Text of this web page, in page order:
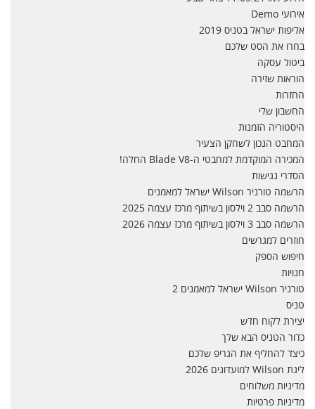
אירועי Demo
אליפות ישראל בטניס 2019
בחרו את הסט שלכם
ביטול עסקה
הוראות שזירה
החזרות
החשבון שלי
היסטוריה הזמנות
המחבט הנכון לשחקן הצעיר
המכירה המוקדמת למחבטי ה-Blade V8 החלה!
הסדרי נגישות
הרשמה טורניר Wilson ישראל למאמנים
הרשמה סבב 2 וילסון בשיתוף מרכז עצמה 2025
הרשמה סבב 3 וילסון בשיתוף מרכז עצמה 2026
חוזרים למגרשים
חיפוש הספק
חנויות
טורניר Wilson ישראל למאמנים 2
טניס
יצירת לקוח חדש
כדור הטניס הבא שלך
כיצד להחליף את הגריפ שלכם
ליגת Wilson למועדונים 2026
מדיניות משלוחים
מדיניות פרטיות